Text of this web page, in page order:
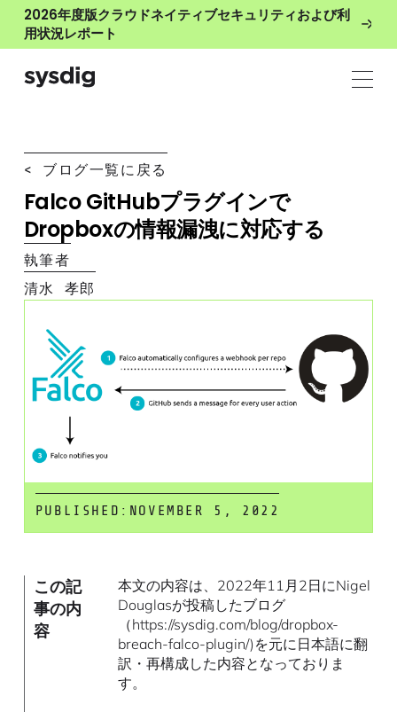
2026年度版クラウドネイティブセキュリティおよび利
用状況レポート
< ブログ一覧に戻る
Falco GitHubプラグインで
Dropboxの情報漏洩に対応する
執筆者
清水 孝郎
PUBLISHED: NOVEMBER 5, 2022
この記
事の内
容
本文の内容は、2022年11月2日にNigel
Douglasが投稿したブログ
（https://sysdig.com/blog/dropbox-
breach-falco-plugin/)を元に日本語に翻
訳・再構成した内容となっておりま
す。